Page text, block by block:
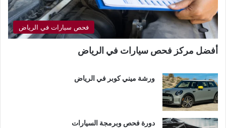
فحص سيارات في الرياض
أفضل مركز فحص سيارات في الرياض
ورشة ميني كوبر في الرياض
دورة فحص وبرمجة السيارات